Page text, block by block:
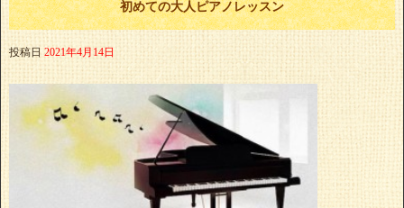
初めての大人ピアノレッスン
投稿日 2021年4月14日